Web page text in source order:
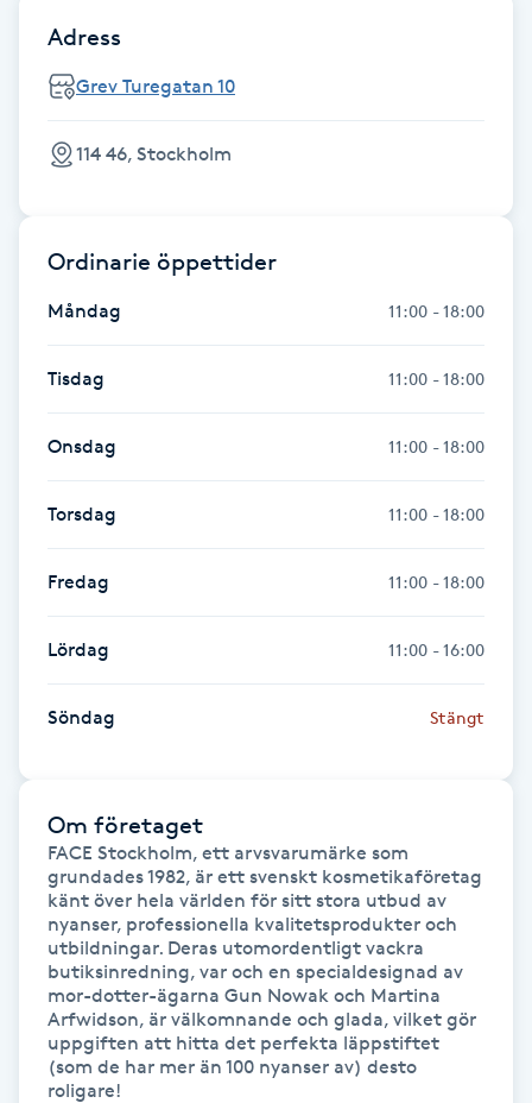
Färgning
Föning
Gelenaglar
Gellack
Gellack med förstärkning
Gravidmassage
Gravidyoga
Gruppträning
Gua Sha-massage
Headspa
Healing
Herrklippning
HIFU
Adress
Grev Turegatan 10
114 46, Stockholm
Ordinarie öppettider
Måndag 11:00 - 18:00
Tisdag 11:00 - 18:00
Onsdag 11:00 - 18:00
Torsdag 11:00 - 18:00
Fredag 11:00 - 18:00
Lördag 11:00 - 16:00
Söndag Stängt
Om företaget
FACE Stockholm, ett arvsvarumärke som
grundades 1982, är ett svenskt kosmetikaföretag
känt över hela världen för sitt stora utbud av
nyanser, professionella kvalitetsprodukter och
utbildningar. Deras utomordentligt vackra
butiksinredning, var och en specialdesignad av
mor-dotter-ägarna Gun Nowak och Martina
Arfwidson, är välkomnande och glada, vilket gör
uppgiften att hitta det perfekta läppstiftet
(som de har mer än 100 nyanser av) desto
roligare!